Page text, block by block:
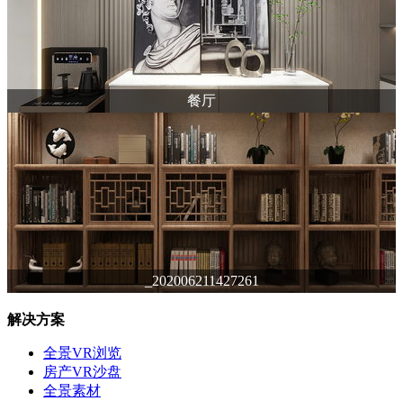
餐厅
_202006211427261
解决方案
全景VR浏览
房产VR沙盘
全景素材